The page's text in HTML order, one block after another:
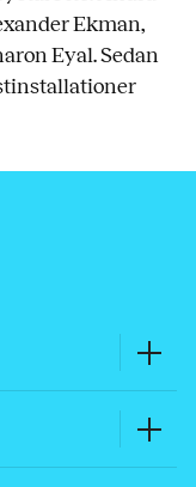
Ekman,
Eyal. Sedan